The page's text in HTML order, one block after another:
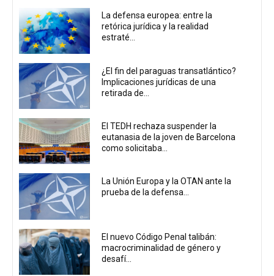
La defensa europea: entre la
retórica jurídica y la realidad
estraté...
¿El fin del paraguas transatlántico?
Implicaciones jurídicas de una
retirada de...
El TEDH rechaza suspender la
eutanasia de la joven de Barcelona
como solicitaba...
La Unión Europa y la OTAN ante la
prueba de la defensa...
El nuevo Código Penal talibán:
macrocriminalidad de género y
desafí...